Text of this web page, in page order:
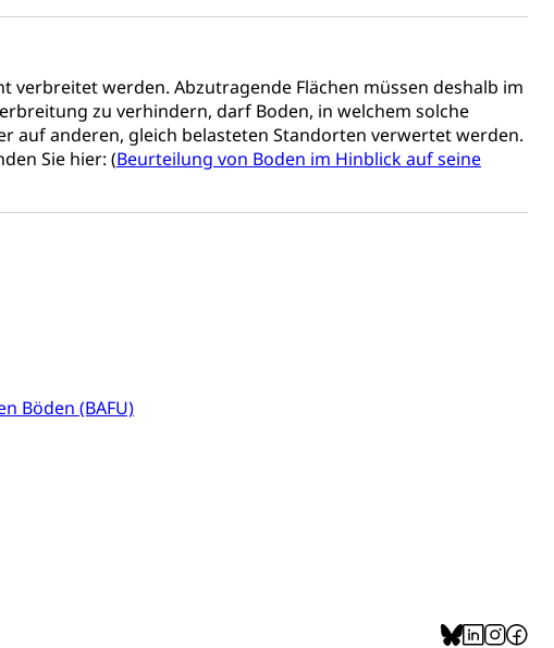
werden. Abzutragende Flächen müssen deshalb im
zu verhindern, darf Boden, in welchem solche
auf anderen, gleich belasteten Standorten verwertet werden.
Sie hier: (Beurteilung von Boden im Hinblick auf seine
Böden (BAFU)
Recherche, Bildende Kunst, Angewandte Kunst,
Förderfonds, Werkankäufe, Kunstankäufe, Kunst und Bau,
Zentralschweizer Filmförderung
Langsamverkehr, Transportmittel, Auto, Motorrad,